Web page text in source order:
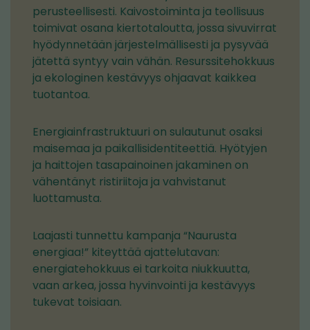
perusteellisesti. Kaivostoiminta ja teollisuus
toimivat osana kiertotaloutta, jossa sivuvirrat
hyödynnetään järjestelmällisesti ja pysyvää
jätettä syntyy vain vähän. Resurssitehokkuus
ja ekologinen kestävyys ohjaavat kaikkea
tuotantoa.
Energiainfrastruktuuri on sulautunut osaksi
maisemaa ja paikallisidentiteettiä. Hyötyjen
ja haittojen tasapainoinen jakaminen on
vähentänyt ristiriitoja ja vahvistanut
luottamusta.
Laajasti tunnettu kampanja “Naurusta
energiaa!” kiteyttää ajattelutavan:
energiatehokkuus ei tarkoita niukkuutta,
vaan arkea, jossa hyvinvointi ja kestävyys
tukevat toisiaan.